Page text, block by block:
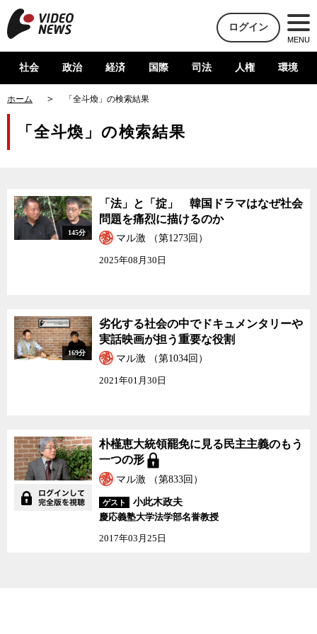
ログイン
MENU
社会 政治 経済 国際 司法 人権 環境
ホーム 「全斗煥」の検索結果
「全斗煥」の検索結果
145分
「法」と「掟」 韓国ドラマはなぜ社会
問題を痛烈に描けるのか
マル激 （第1273回）
2025年08月30日
169分
劣化する社会の中でドキュメンタリーや
実話映画が担う重要な役割
マル激 （第1034回）
2021年01月30日
朴槿恵大統領罷免に見る民主主義のもう
一つの形
マル激 （第833回）
ゲスト
小此木政夫
慶応義塾大学法学部名誉教授
2017年03月25日